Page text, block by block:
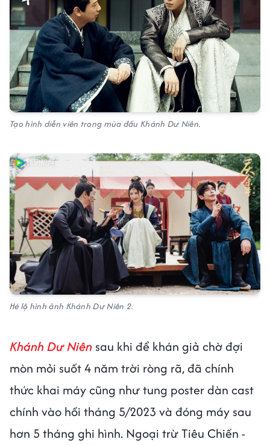
Tạo hình diễn viên trong mùa đầu Khánh Dư Niên.
Hé lộ hình ảnh Khánh Dư Niên 2.
Khánh Dư Niên sau khi để khán giả chờ đợi
mòn mỏi suốt 4 năm trời ròng rã, đã chính
thức khai máy cũng như tung poster dàn cast
chính vào hồi tháng 5/2023 và đóng máy sau
hơn 5 tháng ghi hình. Ngoại trừ Tiêu Chiến -